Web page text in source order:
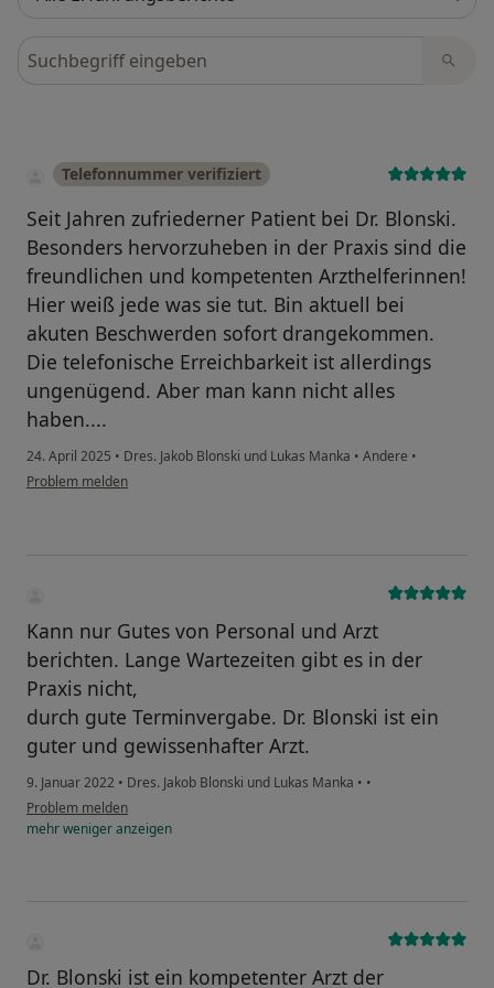
Bewertungen durchsuchen
Telefonnummer verifiziert
Seit Jahren zufriederner Patient bei Dr. Blonski.
Besonders hervorzuheben in der Praxis sind die
freundlichen und kompetenten Arzthelferinnen!
Hier weiß jede was sie tut. Bin aktuell bei
akuten Beschwerden sofort drangekommen.
Die telefonische Erreichbarkeit ist allerdings
ungenügend. Aber man kann nicht alles
haben....
24. April 2025 • Dres. Jakob Blonski und Lukas Manka • Andere •
Problem melden
Kann nur Gutes von Personal und Arzt
berichten. Lange Wartezeiten gibt es in der
Praxis nicht,
durch gute Terminvergabe. Dr. Blonski ist ein
guter und gewissenhafter Arzt.
9. Januar 2022 • Dres. Jakob Blonski und Lukas Manka • •
Problem melden
mehrwenigeranzeigen
Dr. Blonski ist ein kompetenter Arzt der